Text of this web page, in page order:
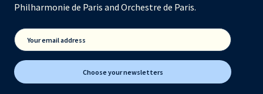
Philharmonie de Paris and Orchestre de Paris.
Your email address
Choose your newsletters